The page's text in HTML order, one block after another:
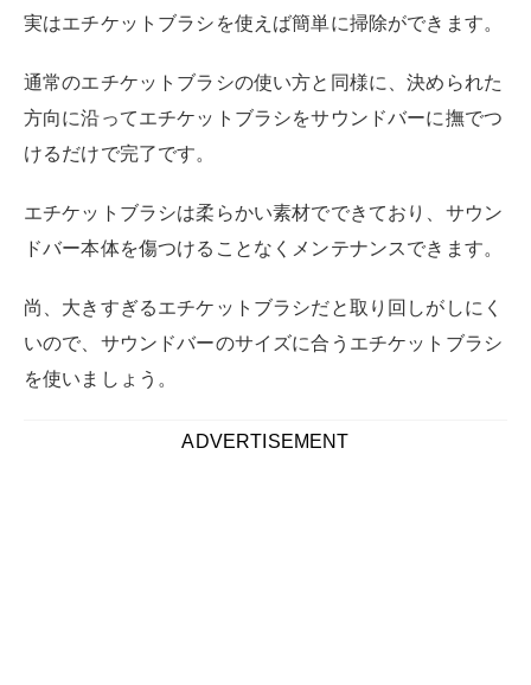
実はエチケットブラシを使えば簡単に掃除ができます。
通常のエチケットブラシの使い方と同様に、決められた
方向に沿ってエチケットブラシをサウンドバーに撫でつ
けるだけで完了です。
エチケットブラシは柔らかい素材でできており、サウン
ドバー本体を傷つけることなくメンテナンスできます。
尚、大きすぎるエチケットブラシだと取り回しがしにく
いので、サウンドバーのサイズに合うエチケットブラシ
を使いましょう。
ADVERTISEMENT